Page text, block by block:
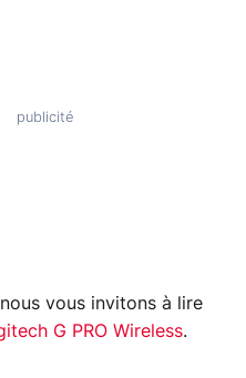
vous invitons à lire
G PRO Wireless.